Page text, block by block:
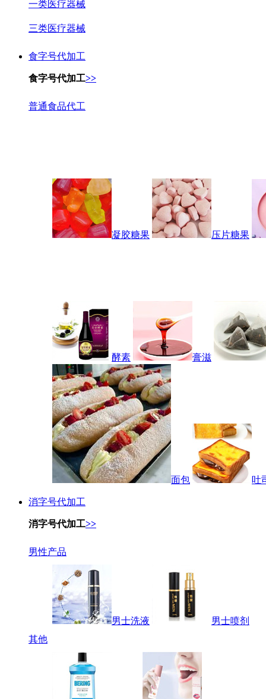
一类医疗器械
三类医疗器械
食字号代加工
食字号代加工>>
普通食品代工
凝胶糖果 压片糖果
酵素 膏滋
面包 吐
消字号代加工
消字号代加工>>
男性产品
男士洗液
男士喷剂
其他